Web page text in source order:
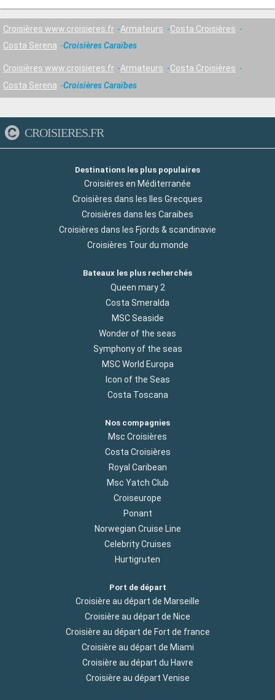
Croisières www.croisieres.fr Armateurs
Costa Croisières
Costa Serena
Croisières Caraïbes
Croisières www.croisieres.fr Armateurs
Costa Croisières
Costa Serena
Croisières Caraïbes
CROISIERES.FR
Destinations les plus populaires
Croisières en Méditerranée
Croisières dans les Iles Grecques
Croisières dans les Caraibes
Croisières dans les Fjords & scandinavie
Croisières Tour du monde
Bateaux les plus recherchés
Queen mary 2
Costa Smeralda
MSC Seaside
Wonder of the seas
Symphony of the seas
MSC World Europa
Icon of the Seas
Costa Toscana
Nos compagnies
Msc Croisières
Costa Croisières
Royal Caribean
Msc Yatch Club
Croiseurope
Ponant
Norwegian Cruise Line
Celebrity Cruises
Hurtigruten
Port de départ
Croisière au départ de Marseille
Croisière au départ de Nice
Croisière au départ de Fort de france
Croisière au départ de Miami
Croisière au départ du Havre
Croisière au départ Venise